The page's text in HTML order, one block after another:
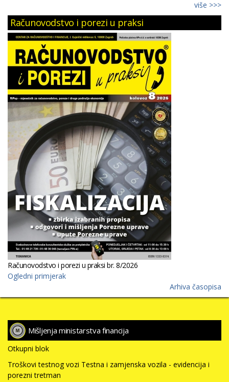
više >>>
Računovodstvo i porezi u praksi
Računovodstvo i porezi u praksi br. 8/2026
Ogledni primjerak
Arhiva časopisa
Mišljenja ministarstva financija
Otkupni blok
Troškovi testnog vozi Testna i zamjenska vozila - evidencija i
porezni tretman